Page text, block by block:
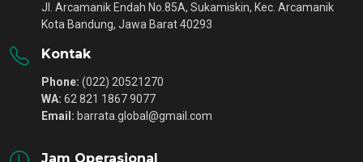
Jl. Arcamanik Endah No.85A, Sukamiskin, Kec. Arcamanik
Kota Bandung, Jawa Barat 40293
Kontak
Phone: (022) 20521270
WA: 62 821 1867 9077
Email: barrata.global@gmail.com
Jam Operasional